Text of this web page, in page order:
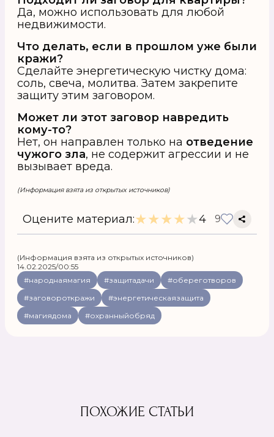
Да, можно использовать для любой
недвижимости.
Что делать, если в прошлом уже были
кражи?
Сделайте энергетическую чистку дома:
соль, свеча, молитва. Затем закрепите
защиту этим заговором.
Может ли этот заговор навредить
кому-то?
Нет, он направлен только на отведение
чужого зла, не содержит агрессии и не
вызывает вреда.
(Информация взята из открытых источников)
Оцените материал:★★★★★4 9
(Информация взята из открытых источников)
14.02.2025/00:55
#народнаямагия
#защитадачи
#обереготворов
#заговороткражи
#энергетическаязащита
#магиядома
#охранныйобряд
ПОХОЖИЕ СТАТЬИ